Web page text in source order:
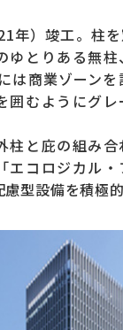
年）竣工。柱
ゆとりある無
は商業ゾーン
囲むようにグ
柱と庇の組み
エコロジカル
型設備を積極